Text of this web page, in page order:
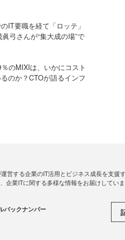
IT要職を経て「ロッテ」
弓さんが“集大成の場”で
のMIXIは、いかにコスト
のか？CTOが語るインフ
営する企業のIT活用とビジネス成長を支援
業ITに関する多様な情報をお届けしていま
バックナンバー